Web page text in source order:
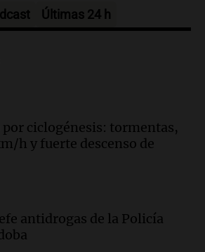
del Paso Internacional
a 22 días
en Córdoba para
formación educativa
con la municipalidad para
y parques
Últimas 24 h
ciclogénesis: tormentas,
h y fuerte descenso de
antidrogas de la Policía